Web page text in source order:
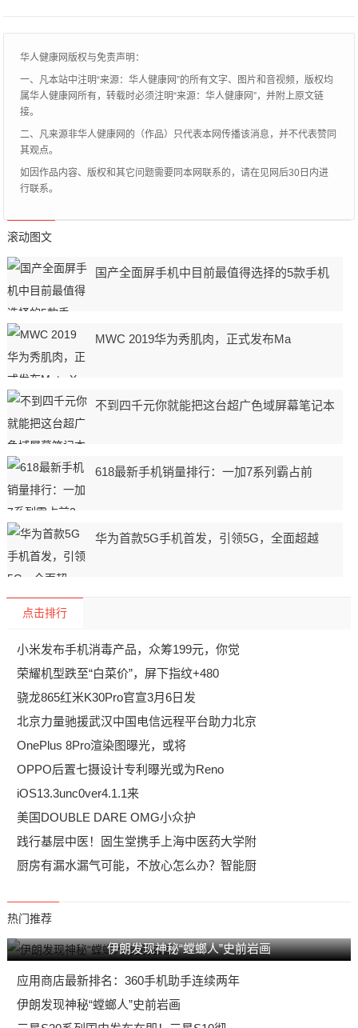
华人健康网版权与免责声明：
一、凡本站中注明“来源：华人健康网”的所有文字、图片和音视频，版权均
属华人健康网所有，转载时必须注明“来源：华人健康网”，并附上原文链
接。
二、凡来源非华人健康网的（作品）只代表本网传播该消息，并不代表赞同
其观点。
如因作品内容、版权和其它问题需要同本网联系的，请在见网后30日内进
行联系。
滚动图文
国产全面屏手机中目前最值得选择的5款手机
MWC 2019华为秀肌肉，正式发布Ma
不到四千元你就能把这台超广色域屏幕笔记本
618最新手机销量排行：一加7系列霸占前
华为首款5G手机首发，引领5G，全面超越
点击排行
小米发布手机消毒产品，众筹199元，你觉
荣耀机型跌至“白菜价”，屏下指纹+480
骁龙865红米K30Pro官宣3月6日发
北京力量驰援武汉中国电信远程平台助力北京
OnePlus 8Pro渲染图曝光，或将
OPPO后置七摄设计专利曝光或为Reno
iOS13.3unc0ver4.1.1来
美国DOUBLE DARE OMG小众护
践行基层中医！固生堂携手上海中医药大学附
厨房有漏水漏气可能，不放心怎么办？智能厨
热门推荐
伊朗发现神秘“螳螂人”史前岩画
应用商店最新排名：360手机助手连续两年
伊朗发现神秘“螳螂人”史前岩画